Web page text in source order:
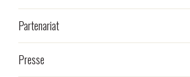
Partenariat
Presse